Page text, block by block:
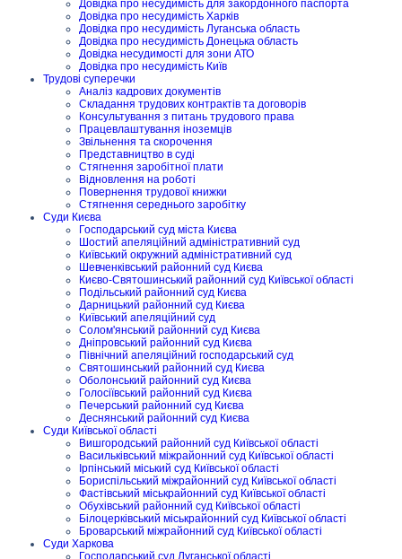
Довідка про несудимість для закордонного паспорта
Довідка про несудимість Харків
Довідка про несудимість Луганська область
Довідка про несудимість Донецька область
Довідка несудимості для зони АТО
Довідка про несудимість Київ
Трудові суперечки
Аналіз кадрових документів
Складання трудових контрактів та договорів
Консультування з питань трудового права
Працевлаштування іноземців
Звільнення та скорочення
Представництво в суді
Стягнення заробітної плати
Відновлення на роботі
Повернення трудової книжки
Стягнення середнього заробітку
Суди Києва
Господарський суд міста Києва
Шостий апеляційний адміністративний суд
Київський окружний адміністративний суд
Шевченківський районний суд Києва
Києво-Святошинський районний суд Київської області
Подільський районний суд Києва
Дарницький районний суд Києва
Київський апеляційний суд
Солом'янський районний суд Києва
Дніпровський районний суд Києва
Північний апеляційний господарський суд
Святошинський районний суд Києва
Оболонський районний суд Києва
Голосіївський районний суд Києва
Печерський районний суд Києва
Деснянський районний суд Києва
Суди Київської області
Вишгородський районний суд Київської області
Васильківський міжрайонний суд Київської області
Ірпінський міський суд Київської області
Бориспільський міжрайонний суд Київської області
Фастівський міськрайонний суд Київської області
Обухівський районний суд Київської області
Білоцерківський міськрайонний суд Київської області
Броварський міжрайонний суд Київської області
Суди Харкова
Господарський суд Луганської області